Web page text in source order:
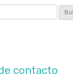
contacto